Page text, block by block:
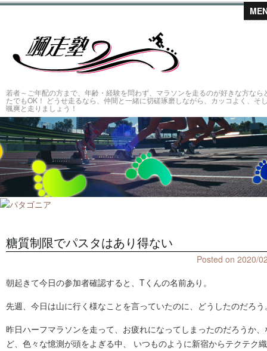
若者～ご年配の方まで、年齢・経験を問わず、マラソンを走るのが好きな方なら
たでもOK！ どうせ走るなら、仲間と一緒に切磋琢磨しながら、カッコよく、そ
颯爽と走りましょう！
糖質制限でパスタはあり得ない
Posted on 2020/
朝起きて今日の参加者確認すると、Tくんの名前あり。
先週、今日は山に行く様なことを言っていたのに、どうしたのだろう
昨日ハーフマラソンを走って、お疲れになってしまったのだろうか、
ど、色々な憶測が頭をよぎる中、 いつものように新宿からテクテク